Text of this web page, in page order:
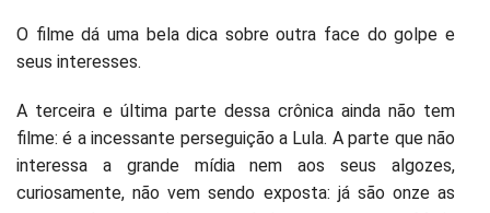
O filme dá uma bela dica sobre outra face do golpe e
seus interesses.
A terceira e última parte dessa crônica ainda não tem
filme: é a incessante perseguição a Lula. A parte que não
interessa a grande mídia nem aos seus algozes,
curiosamente, não vem sendo exposta: já são onze as